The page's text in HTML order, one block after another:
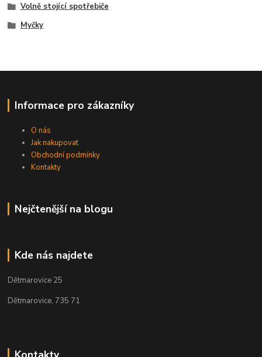
Volně stojící spotřebiče
Myčky
Informace pro zákazníky
O nás
Jak nakupovat
Obchodní podmínky
Kontakty
Nejčtenější na blogu
Kde nás najdete
Dětmarovice 25
Dětmarovice, 735 71